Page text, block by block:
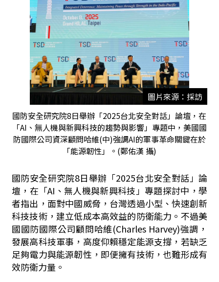
圖片來源：採訪
國防安全研究院8日舉辦「2025台北安全對話」論壇，在
「AI、無人機與新興科技的趨勢與影響」專題中，美國國
防國際公司資深顧問哈維(中)強調AI的軍事革命關鍵在於
「能源韌性」。(鄭佑漢 攝)
國防安全研究院8日舉辦「2025台北安全對話」論
壇，在「AI 、無人機與新興科技」專題探討中，學
者指出，面對中國威脅，台灣透過小型、快速創新
科技技術，建立低成本高效益的防衛能力。不過美
國國防國際公司顧問哈維(Charles Harvey)強調，
發展高科技軍事，高度仰賴穩定能源支撐，若缺乏
足夠電力與能源韌性，即便擁有技術，也難形成有
效防衛力量。